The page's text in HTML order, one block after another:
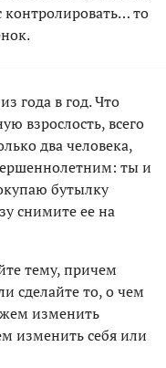
контролировать… то
года в год. Что
взрослость, всего
два человека,
ты и
бутылку
снимите ее на
тему, причем
сделайте то, о чем
изменить
изменить себя или